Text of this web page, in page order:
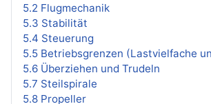
5.2 Flugmechanik
5.3 Stabilität
5.4 Steuerung
5.6 Überziehen und Trudeln
5.7 Steilspirale
5.8 Propeller